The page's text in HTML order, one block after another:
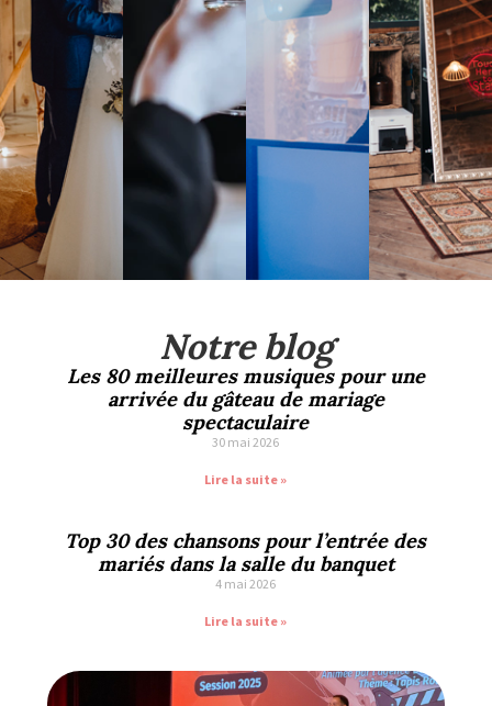
Notre blog
Les 80 meilleures musiques pour une
arrivée du gâteau de mariage
spectaculaire
30 mai 2026
Lire la suite »
Top 30 des chansons pour l’entrée des
mariés dans la salle du banquet
4 mai 2026
Lire la suite »